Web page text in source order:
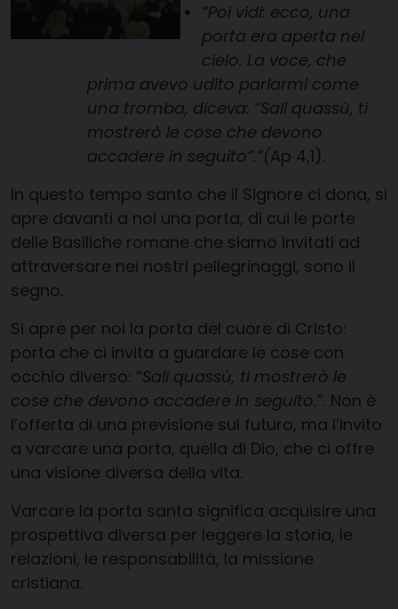
“Poi vidi: ecco, una
porta era aperta nel
cielo. La voce, che
prima avevo udito parlarmi come
una tromba, diceva: “Sali quassù, ti
mostrerò le cose che devono
accadere in seguito”.“(Ap 4,1).
In questo tempo santo che il Signore ci dona, si
apre davanti a noi una porta, di cui le porte
delle Basiliche romane che siamo invitati ad
attraversare nei nostri pellegrinaggi, sono il
segno.
Si apre per noi la porta del cuore di Cristo:
porta che ci invita a guardare le cose con
occhio diverso: “Sali quassù, ti mostrerò le
cose che devono accadere in seguito.”. Non è
l’offerta di una previsione sul futuro, ma l’invito
a varcare una porta, quella di Dio, che ci offre
una visione diversa della vita.
Varcare la porta santa significa acquisire una
prospettiva diversa per leggere la storia, le
relazioni, le responsabilità, la missione
cristiana.